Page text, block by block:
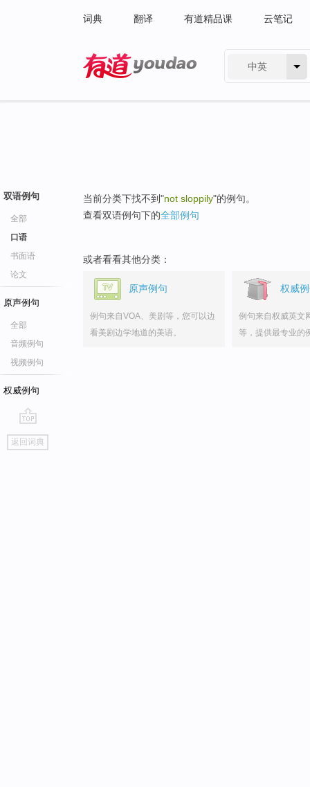
词典 翻译 有道精品课 云笔记
中英
双语例句
全部
口语
书面语
论文
原声例句
全部
音频例句
视频例句
权威例句
go
top
返回词典
当前分类下找不到"not sloppily"的例句。
查看双语例句下的全部例句
或者看看其他分类：
原声例句
例句来自VOA、美剧等，您可以边
看美剧边学地道的美语。
权威
例句来自权威英文
等，提供最专业的